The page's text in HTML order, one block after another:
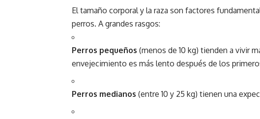
El tamaño corporal y la raza son factores
perros. A grandes rasgos:
Perros pequeños (menos de 10 kg) tienden a vivir
envejecimiento es más lento después de los
Perros medianos (entre 10 y 25 kg) tienen una